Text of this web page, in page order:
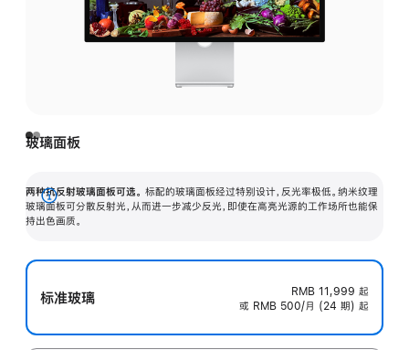
玻璃面板
两种抗反射玻璃面板可选。 标配的玻璃面板经过特别设计，反光率极低。纳米纹理
玻璃面板可分散反射光，从而进一步减少反光，即使在高亮光源的工作场所也能保
持出色画质。
展
开
标准玻璃 RMB 11,999 起
或 RMB 500/月 (24 期) 起